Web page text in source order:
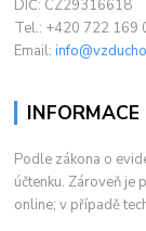
DIČ: CZ29316618
Tel.: +420 722 169
Email:
INFORMACE
Podle zákona o
účtenku. Zároveň je
online; v případě